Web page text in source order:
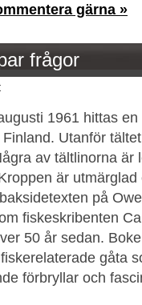
gärna »
frågor
1961 hittas
Utanför
av tältlinorna är
är
på
fiskeskribenten
50 år sedan.
gåta
förbryllar och